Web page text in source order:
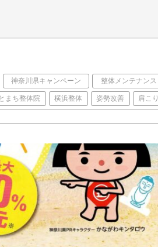
神奈川県キャンペーン 整体メンテナンス
まち整体院 横浜整体 姿勢改善 肩こり